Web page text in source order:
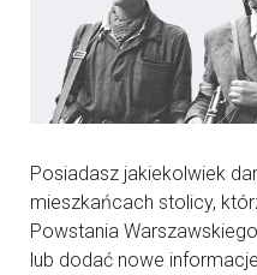
Posiadasz jakiekolwiek
mieszkańcach stolicy,
Powstania
lub dodać nowe